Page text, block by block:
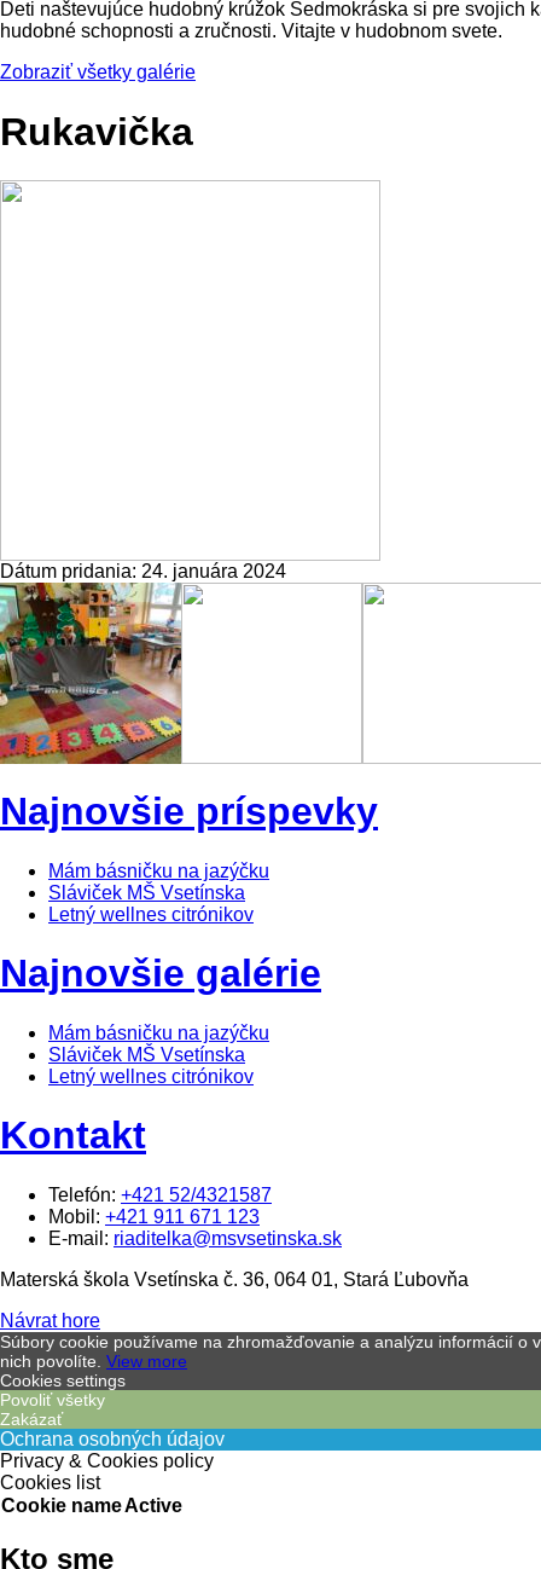
Deti naštevujúce hudobný krúžok Sedmokráska si pre
hudobné schopnosti a zručnosti. Vitajte v hudobnom svete.
Zobraziť všetky galérie
Rukavička
Dátum pridania: 24. januára 2024
Najnovšie príspevky
Mám básničku na jazýčku
Sláviček MŠ Vsetínska
Letný wellnes citrónikov
Najnovšie galérie
Mám básničku na jazýčku
Sláviček MŠ Vsetínska
Letný wellnes citrónikov
Kontakt
Telefón: +421 52/4321587
Mobil: +421 911 671 123
E-mail: riaditelka@msvsetinska.sk
Materská škola Vsetínska č. 36, 064 01, Stará Ľubovňa
Návrat hore
Súbory cookie používame na zhromažďovanie a analýzu informácií
nich povolíte. View more
Cookies settings
Povoliť všetky
Zakázať
Ochrana osobných údajov
Privacy & Cookies policy
Cookies list
Cookie nameActive
Kto sme